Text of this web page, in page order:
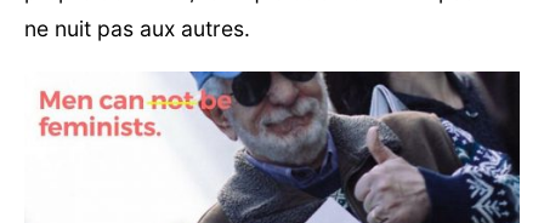
ne nuit pas aux autres.